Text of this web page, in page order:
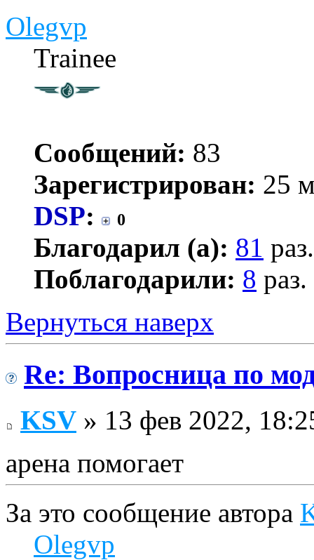
Olegvp
Trainee
Сообщений: 83
Зарегистрирован: 25
DSP: 0
Благодарил (а): 81 раз.
Поблагодарили: 8 раз.
Вернуться наверх
Re: Вопросница по
KSV » 13 фев 2022,
арена помогает
За это сообщение автора
Olegvp